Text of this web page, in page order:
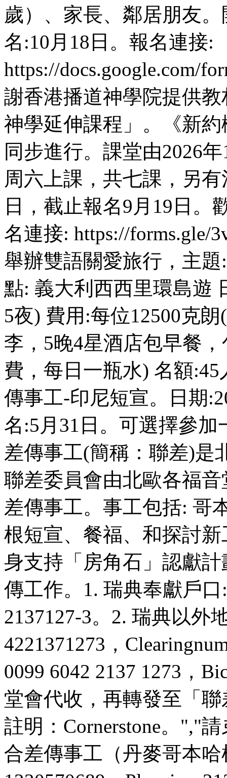
歲）、家長、鄰居朋友
名:10月18日。報名連接:
https://docs.google.com/
謝香港播道神學院提供
神學延伸課程」。《新
同步進行。課堂由2026
周六上課，共七課，另
日，截止報名9月19日。
名連接: https://forms.gle/
舉辦雙語關愛旅行，主
點: 義大利西西里環島遊
5夜) 費用:每位12500克
李，5晚4星酒店包早餐
費，每日一瓶水) 名額
傳事工-印尼短宣。日期
名:5月31日。可選擇參
差傳事工(簡稱：聯差)是
聯差委員會由北歐各福
差傳事工。事工包括: 哥
根短宣、餐福、和探討
身支持「房角石」認獻
傳工作。1. 瑞典奉獻戶口
2137127-3。2. 瑞典以外
4221371273，
0099 6042 2137 1273，
堂會代收，再轉發至「
註明：Cornerstone。","
合差傳事工（丹麥哥本